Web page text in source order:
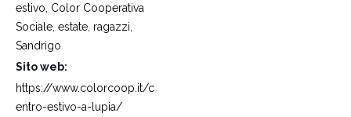
estivo Color Cooperativa
Sociale estate ragazzi
Sandrigo
Sito web:
https://www.colorcoop.it/c
entro-estivo-a-lupia/